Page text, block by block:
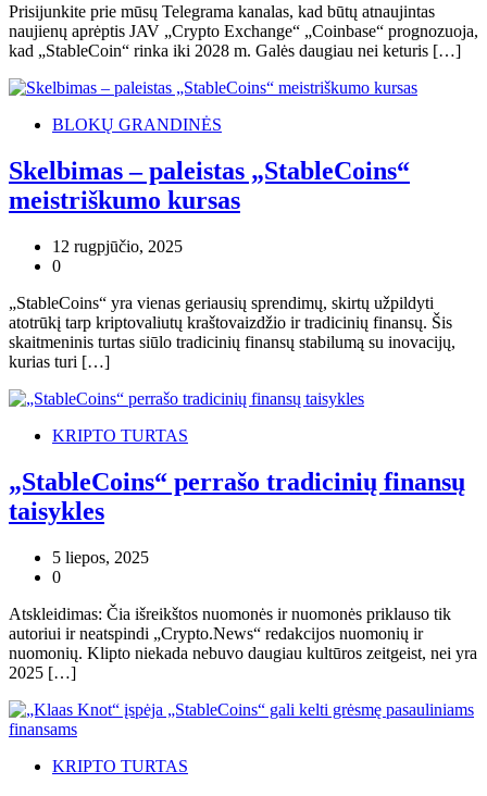
Prisijunkite prie mūsų Telegrama kanalas, kad būtų atnaujintas
naujienų aprėptis JAV „Crypto Exchange“ „Coinbase“ prognozuoja,
kad „StableCoin“ rinka iki 2028 m. Galės daugiau nei keturis […]
BLOKŲ GRANDINĖS
Skelbimas – paleistas „StableCoins“
meistriškumo kursas
12 rugpjūčio, 2025
0
„StableCoins“ yra vienas geriausių sprendimų, skirtų užpildyti
atotrūkį tarp kriptovaliutų kraštovaizdžio ir tradicinių finansų. Šis
skaitmeninis turtas siūlo tradicinių finansų stabilumą su inovacijų,
kurias turi […]
KRIPTO TURTAS
„StableCoins“ perrašo tradicinių finansų
taisykles
5 liepos, 2025
0
Atskleidimas: Čia išreikštos nuomonės ir nuomonės priklauso tik
autoriui ir neatspindi „Crypto.News“ redakcijos nuomonių ir
nuomonių. Klipto niekada nebuvo daugiau kultūros zeitgeist, nei yra
2025 […]
KRIPTO TURTAS